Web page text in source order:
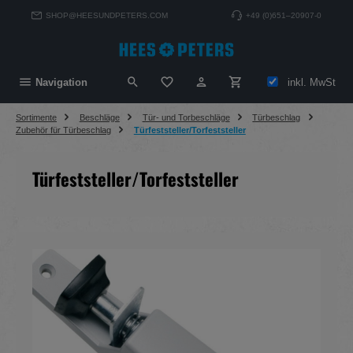
springenSHOP@HEESUNDPETERS.COM +49 (0)651–20907-0
Navigation Du hast 0 Produkte auf deminkl. MwSt
Sortimente Beschläge Tür- und Torbeschläge
Türbeschlag
Zubehör für Türbeschlag
Türfeststeller/Torfeststeller
Türfeststeller/Torfeststeller